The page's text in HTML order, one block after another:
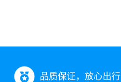
品质保证，放心出行